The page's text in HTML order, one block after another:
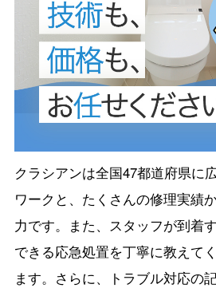
クラシアンは全国47都道府県に
ワークと、たくさんの修理実績
力です。また、スタッフが到着
できる応急処置を丁寧に教えて
ます。さらに、トラブル対応の